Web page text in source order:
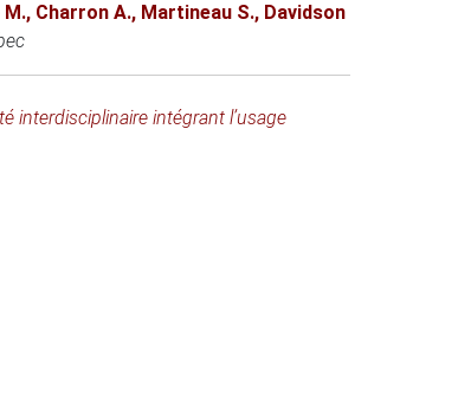
M., Charron A., Martineau S., Davidson
interdisciplinaire intégrant l’usage